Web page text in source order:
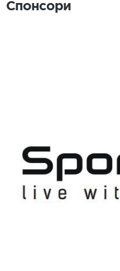
Спонсори